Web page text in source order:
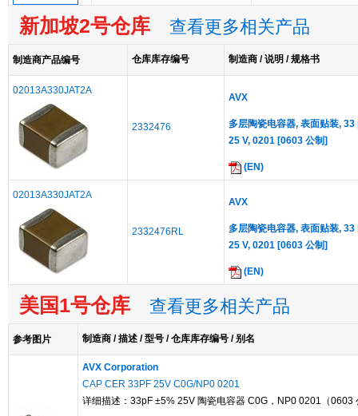
新加坡2号仓库 查看更多相关产品
制造商产品编号 仓库库存编号 制造商 / 说明 / 规格书
02013A330JAT2A
2332476
AVX
多层陶瓷电容器, 表面贴装, 33
25 V, 0201 [0603 公制]
(EN)
02013A330JAT2A
2332476RL
AVX
多层陶瓷电容器, 表面贴装, 33
25 V, 0201 [0603 公制]
(EN)
美国1号仓库 查看更多相关产品
参考图片 制造商 / 描述 / 型号 / 仓库库存编号 / 别名
AVX Corporation
CAP CER 33PF 25V C0G/NP0 0201
详细描述：33pF ±5% 25V 陶瓷电容器 C0G，NP0 0201（0603